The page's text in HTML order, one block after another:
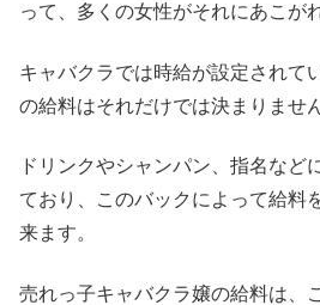
って、多くの女性がそれにあこが
キャバクラでは時給が設定されて
の給料はそれだけでは決まりません
ドリンクやシャンパン、指名など
ており、このバックによって給料
来ます。
売れっ子キャバクラ嬢の給料は、